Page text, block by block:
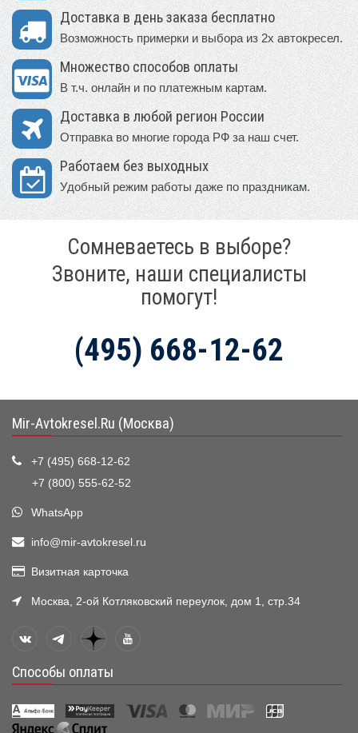
Доставка в день заказа бесплатно
Возможность примерки и выбора из 2х автокресел.
Множество способов оплаты
В т.ч. онлайн и по платежным картам.
Доставка в любой регион России
Отправка во многие города РФ за наш счет.
Работаем без выходных
Удобный режим работы даже по праздникам.
Сомневаетесь в выборе?
Звоните, наши специалисты
помогут!
(495) 668-12-62
Mir-Avtokresel.Ru (Москва)
+7 (495) 668-12-62
+7 (800) 555-62-52
WhatsApp
info@mir-avtokresel.ru
Визитная карточка
Москва, 2-ой Котляковский переулок, дом 1, стр.34
Способы оплаты